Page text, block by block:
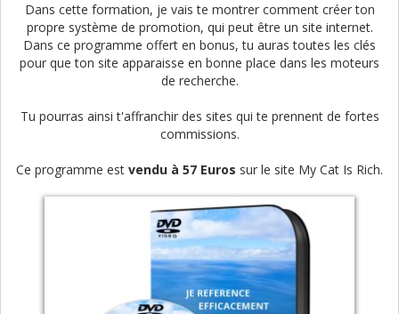
Dans cette formation, je vais te montrer comment créer ton
propre système de promotion, qui peut être un site internet.
Dans ce programme offert en bonus, tu auras toutes les clés
pour que ton site apparaisse en bonne place dans les moteurs
de recherche.
Tu pourras ainsi t'affranchir des sites qui te prennent de fortes
commissions.
Ce programme est vendu à 57 Euros sur le site My Cat Is Rich.